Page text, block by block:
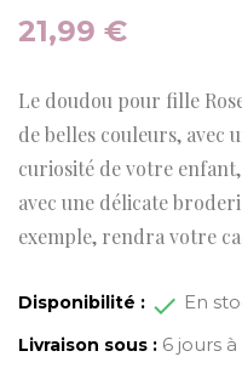
21,99 €
Le doudou pour fille
de belles couleurs,
curiosité de votre
avec une délicate
exemple, rendra votre
Disponibilité : En
Livraison sous : 6 jours